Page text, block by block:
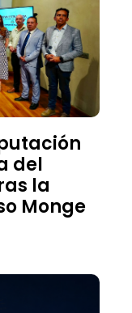
del
la
Monge